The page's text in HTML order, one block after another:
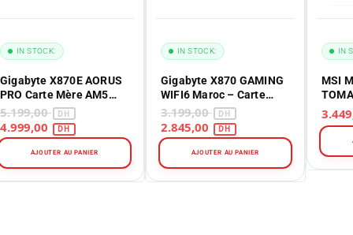
Gigabyte X870E AORUS
PRO Carte Mère AM5
DDR5 Ultra
5.199,00
IN STOCK:
AJOUTER AU PANIER
Gigabyte X870 GAMING
WIFI6 Maroc – Carte
Mère AM5 DDR5 PCIe 5.0
3.199,00
IN STOCK:
AJOUTER AU PANIER
MSI
–
1851
IN